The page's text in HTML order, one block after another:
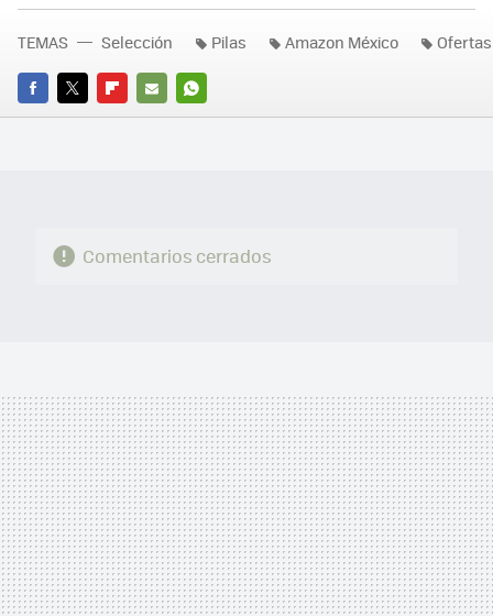
FACEBOOK
TWITTERFLIPBOARD
E-
WHATSAPP
TEMAS Selección Pilas Amazon México Ofertas
Comentarios cerrados